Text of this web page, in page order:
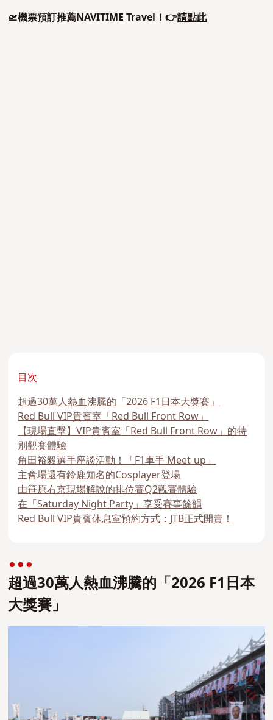
🛫機票預訂推薦NAVITIME Travel！👉請點此
目次
超過30萬人熱血沸騰的「2026 F1日本大獎賽」
Red Bull VIP貴賓室「Red Bull Front Row」
【現場直擊】VIP貴賓室「Red Bull Front Row」的特
別觀賽體驗
角田裕毅選手座談活動！「F1車手 Meet-up」
主會場還有鈴鹿知名的Cosplayer登場
由笹原右京現場解說的排位賽Q2觀賽體驗
在「Saturday Night Party」享受賽事餘韻
Red Bull VIP貴賓休息室預約方式：JTB正式開賣！
超過30萬人熱血沸騰的「2026 F1日本
大獎賽」